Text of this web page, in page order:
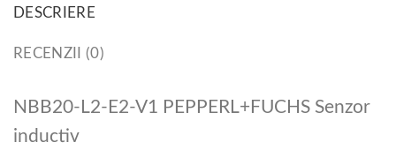
DESCRIERE
RECENZII (0)
NBB20-L2-E2-V1 PEPPERL+FUCHS Senzor
inductiv